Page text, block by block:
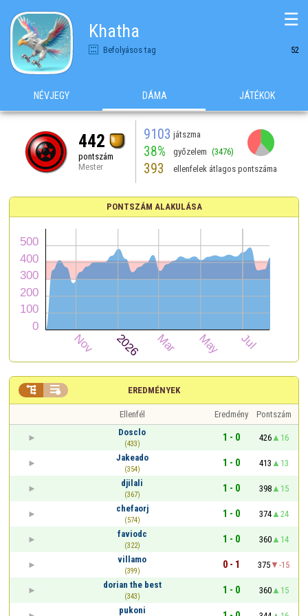
Khatha
Befolyásos tag 52
☰
NÉVJEGY DÁMA JÁTÉKOK
442
pontszám
Mester
9103 játszma
38% győzelem (3476)
393 ellenfelek átlagos pontszáma
PONTSZÁM ALAKULÁSA
EREDMÉNYEK
 
Ellenfél Eredmény
Pontszám
Dosclo
(433)
1 - 0 426
16
Jakeado
(354)
1 - 0 413
13
djilali
(367)
1 - 0 398
15
chefaorj
(574)
1 - 0 374
24
faviodc
(322)
1 - 0 360
14
villamo
(399)
0 - 1 375
-15
dorian the best
(343)
1 - 0 360
15
pukoni